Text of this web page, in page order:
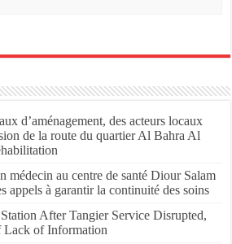
d’aménagement, des acteurs locaux
de la route du quartier Al Bahra Al
médecin au centre de santé Diour Salam
appels à garantir la continuité des soins
After Tangier Service Disrupted,
Lack of Information